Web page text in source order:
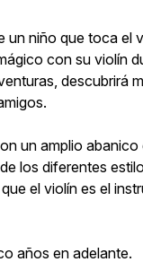
un niño que toca el
con su violín
descubrirá
un amplio abanico
los diferentes
el violín es el
años en adelante.